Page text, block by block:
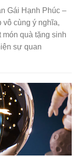
Gái Hạnh Phúc –
vô cùng ý nghĩa,
quà tặng sinh
sự quan